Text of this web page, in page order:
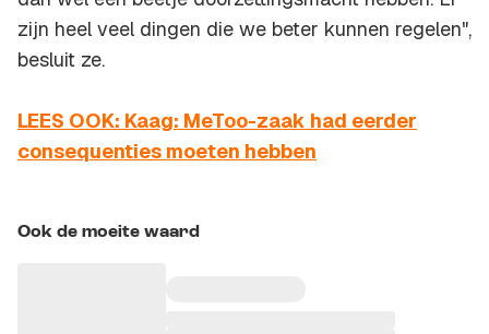
zijn heel veel dingen die we beter kunnen regelen",
besluit ze.
LEES OOK: Kaag: MeToo-zaak had eerder
consequenties moeten hebben
Ook de moeite waard